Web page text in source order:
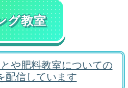
グ教室
や肥料教室についての
配信しています